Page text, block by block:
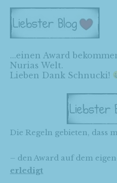
…einen Award
Nurias Welt.
Lieben Dank Schnucki!
Die Regeln gebieten, dass
– den Award auf dem
erledigt